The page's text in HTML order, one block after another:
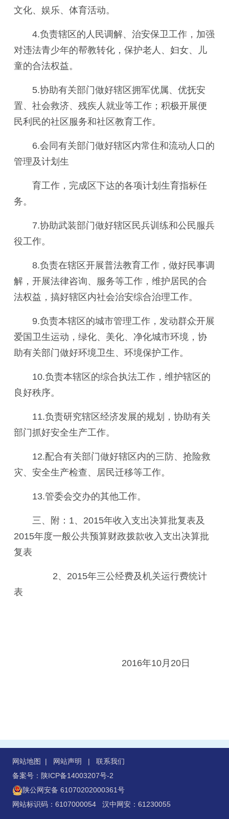
文化、娱乐、体育活动。
4.负责辖区 的人民调解、治安保卫工作，加强
对违法青少年的帮教转化，保护老人、妇女、儿
童的合法权益。
5.协助有关部门做好辖区拥军优属、 优抚安
置、社会救济、残疾人就业等工作；积极开展便
民利民的社区服务和社区教育工作。
6.会同有关部门做好辖区内常住和流动人口的
管理及计划生
育工作，完成区下达的各项计划生育指标任
务。
7.协助武装部门做好辖区民兵训练和公民服兵
役工作。
8.负责在辖区开展普法教育工作，做好民事调
解，开展法律咨询、服务等工作，维护居民的合
法权益，搞好辖区内社会治安综合治理工作。
9.负责本辖区的城市管理工作，发动群众开展
爱国卫生运动，绿化、美化、净化城市环境，协
助有关部门做好环境卫生、环境保护工作。
10.负责本辖区的综合执法工作，维护辖区的
良好秩序。
11.负责研究辖区经济发展的规划，协助有关
部门抓好安全生产工作。
12.配合有关部门做好辖区内的三防、抢险救
灾、安全生产检查、居民迁移等工作。
13.管委会交办的其他工作。
三、附： 1、2015年收入支出决算批复表及
2015年度一般公共预算财政拨款收入支出决算批
复表
2、2015年三公经费及机关运行费统计
表
2016年10月20日
网站地图 | 网站声明 | 联系我们
备案号：陕ICP备14003207号-2
陕公网安备 61070202000361号
网站标识码：6107000054 汉中网安：61230055